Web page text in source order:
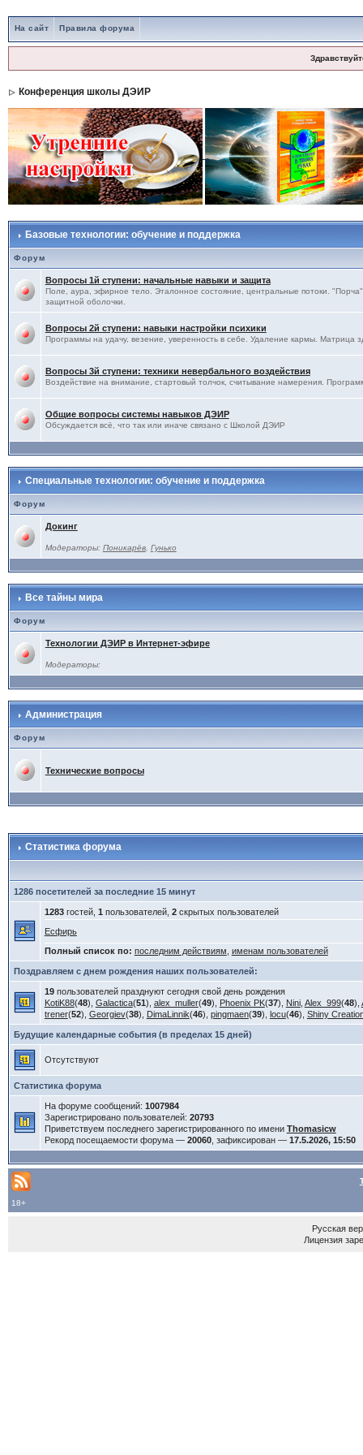
На сайт Правила форума
Конференция школы ДЭИР
Базовые технологии: обучение и поддержка
Форум
Вопросы 1й ступени: начальные навыки и защита
Поле, аура, эфирное тело. Эталонное состояние, центральные потоки.
защитной оболочки.
Вопросы 2й ступени: навыки настройки психики
Программы на удачу, везение, уверенность в себе. Удаление кармы. Матрица
Вопросы 3й ступени: техники невербального воздействия
Воздействие на внимание, стартовый толчок, считывание намерения.
Общие вопросы системы навыков ДЭИР
Обсуждается всё, что так или иначе связано с Школой ДЭИР
Специальные технологии: обучение и поддержка
Форум
Докинг
Модераторы: Поникарёв, Гунько
Все тайны мира
Форум
Технологии ДЭИР в Интернет-эфире
Модераторы:
Администрация
Форум
Технические вопросы
Статистика форума
1286 посетителей за последние 15 минут
1283гостей, 1 пользователей, 2скрытых пользователей
Есфирь
Полный список по: последним действиям именам пользователей
Поздравляем с днем рождения наших пользователей:
19пользователей празднуют сегодня свой день рождения
KotiK88(48), Galactica(51), alex_muller(49), Phoenix PK(37), Nini, Alex_999(48),
trener(52), Georgiev(38), DimaLinnik(46), pingmaen(39), locu(46), Shiny
Будущие календарные события (в пределах 15 дней)
Отсутствуют
Статистика форума
На форуме сообщений: 1007984
Зарегистрировано пользователей: 20793
Приветствуем последнего зарегистрированного по имени Thomasicw
Рекорд посещаемости форума — 20060, зафиксирован — 17.5.2026, 15:50
18+
Русская
Лицензия